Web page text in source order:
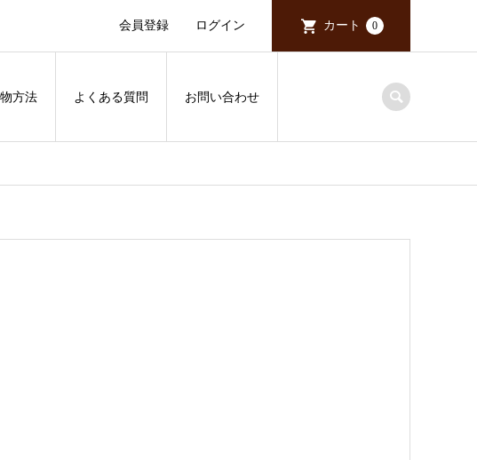
会員登録 ログイン カート 0
方法 よくある質問 お問い合わせ